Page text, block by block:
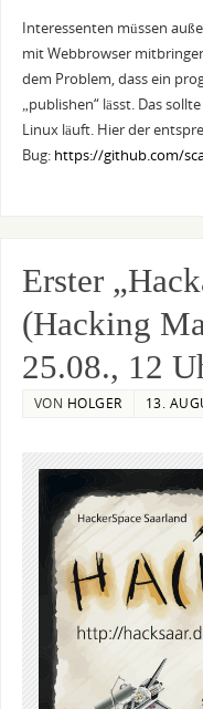
Interessenten müssen
mit Webbrowser
dem Problem, dass ein
„publishen“ lässt. Das
Linux läuft. Hier der
Bug: https://github.com/
Erster
(Hacking
25.08., 12
VON HOLGER
13.